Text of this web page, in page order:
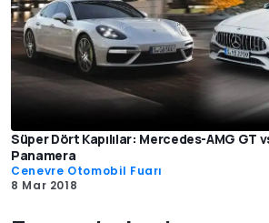
Süper Dört Kapılılar: Mercedes-AMG GT
Panamera
Cenevre Otomobil Fuarı
8 Mar 2018